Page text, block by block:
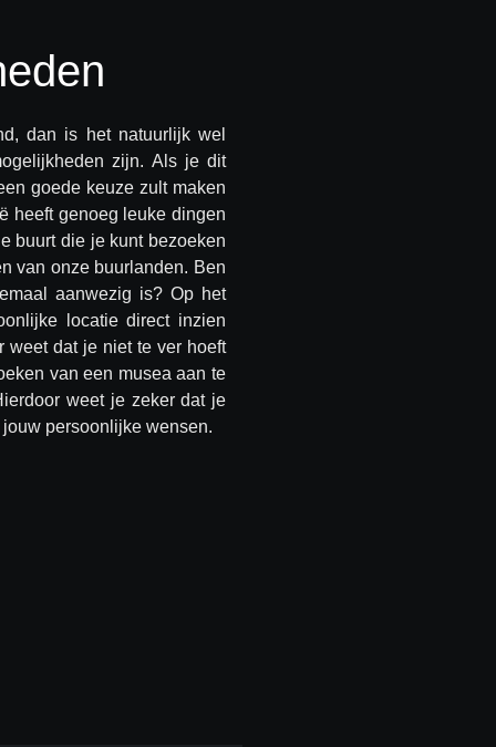
dan is het natuurlijk wel
zijn. Als je dit
goede keuze zult maken
heeft genoeg leuke dingen
buurt die je kunt bezoeken
van onze buurlanden. Ben
aanwezig is? Op het
locatie direct inzien
weet dat je niet te ver hoeft
van een musea aan te
weet je zeker dat je
persoonlijke wensen.